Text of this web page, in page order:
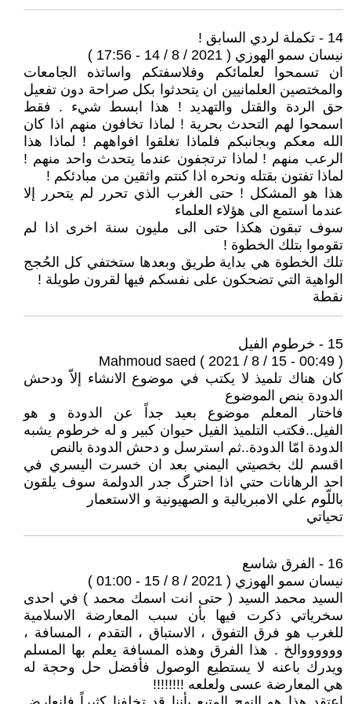
14 - تكملة لردي السابق !
نيسان سمو الهوزي ( 2021 / 8 / 14 - 17:56 )
ان تسمحوا لعلمائكم وفلاسفتكم واساتذه الجامعات
والمختصين العلمانيين ان يتحدثوا بكل صراحة دون تفعيل
حق الردة والقتل والتهديد ! هذا ابسط شيء . فقط
اسمحوا لهم التحدث بحرية ! لماذا تخافون منهم اذا كان
الله معكم وبجانبكم فلماذا تغلقوا افواههم ! لماذا هذا
الرعب منهم ! لماذا ترتجفون عندما يتحدث واحد منهم !
لماذا تفتون بقتله ونحره اذا كنتم واثقين من مبادئكم !
هذا هو المشكل ! حتى الغرب الذي تحرر لم يتحرر إلا
عندما استمع الى هؤلاء العلماء
سوف تبقون هكذا حتى الى مليون سنة اخرى اذا لم
تقوموا بتلك الخطوة !
تلك الخطوة هي بداية طريق وبعدها ستختفي كل الحُجج
الواهية التي تضحكون على نفسكم فيها لقرون طويلة !
نقطة
15 - خرطوم الفيل
Mahmoud saed ( 2021 / 8 / 15 - 00:49 )
كان هناك تلميذ لا يكتب في موضوع الانشاء إلاّ ودحش
الدودة بنص الموضوع
فاختار المعلم موضوع بعيد جداً عن الدودة و هو
الفيل..فكتب التلميذ الفيل حيوان كبير و له خرطوم يشبه
الدودة امّا الدودة..ثم استرسل و دحش الدودة بالنص
اقسم لك بخصيتي اليمني بعد ان خسرت اليسري في
احد الرهانات حتي اذا احترگ جدر الدولمة سوف يلقون
باللّوم علي الامبريالية و الصهيونية و الاستعمار
تحياتي
16 - الفرق شاسع
نيسان سمو الهوزي ( 2021 / 8 / 15 - 01:00 )
السيد محمد السيد ( حتى انت اسمك محمد ) في احدى
سخرياتي ذكرت فيها بأن سبب المعارضة الاسلامية
للغرب هو فرق التفوق ، الاستباق ، التقدم ، المسافة ،
ووووووالخ . هذا الفرق وهذه المسافة يعلم بها المسلم
ويدرك باعنه لا يستطيع الوصول فأفضل حل وحجة له
هي المعارضة عسى ولعلعه !!!!!!!!